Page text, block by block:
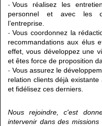
Vous réalisez les
personnel et avec les
l’entreprise.
Vous coordonnez la
recommandations aux élus
effet, vous développez une
et êtes force de proposition
Vous assurez le
relation clients déjà existante
et fidélisez ces derniers.
Nous rejoindre, c'est
intervenir dans des missions